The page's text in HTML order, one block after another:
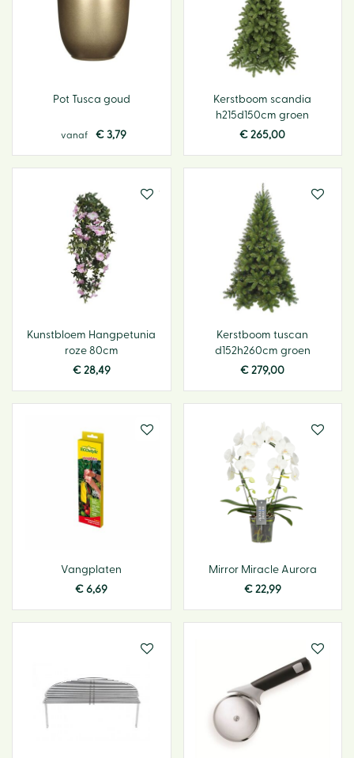
Pot Tusca goud
vanaf € 3,79
Kerstboom scandia
h215d150cm groen
€ 265,00
Kunstbloem Hangpetunia
roze 80cm
€ 28,49
Kerstboom tuscan
d152h260cm groen
€ 279,00
Vangplaten
€ 6,69
Mirror Miracle Aurora
€ 22,99